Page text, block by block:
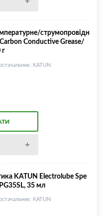
струмопровідн
Conductive Grease/
KATUN
KATUN Electrolube Spe
35 мл
KATUN